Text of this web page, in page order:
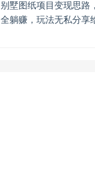
别墅图纸项目变现思路
全躺赚，玩法无私分享